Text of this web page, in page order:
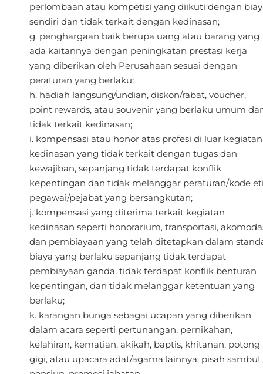
perlombaan atau kompetisi yang diikuti dengan
sendiri dan tidak terkait dengan kedinasan;
penghargaan baik berupa uang atau barang yang
ada kaitannya dengan peningkatan prestasi kerja
yang diberikan oleh Perusahaan sesuai dengan
peraturan yang berlaku;
hadiah langsung/undian, diskon/rabat, voucher,
point rewards, atau souvenir yang berlaku umum
tidak terkait kedinasan;
kompensasi atau honor atas profesi di luar kegiatan
kedinasan yang tidak terkait dengan tugas dan
kewajiban, sepanjang tidak terdapat konflik
kepentingan dan tidak melanggar peraturan/kode
pegawai/pejabat yang bersangkutan;
kompensasi yang diterima terkait kegiatan
kedinasan seperti honorarium, transportasi,
dan pembiayaan yang telah ditetapkan dalam
biaya yang berlaku sepanjang tidak terdapat
pembiayaan ganda, tidak terdapat konflik benturan
kepentingan, dan tidak melanggar ketentuan yang
berlaku;
karangan bunga sebagai ucapan yang diberikan
dalam acara seperti pertunangan, pernikahan,
kelahiran, kematian, akikah, baptis, khitanan, potong
gigi, atau upacara adat/agama lainnya, pisah sambut,